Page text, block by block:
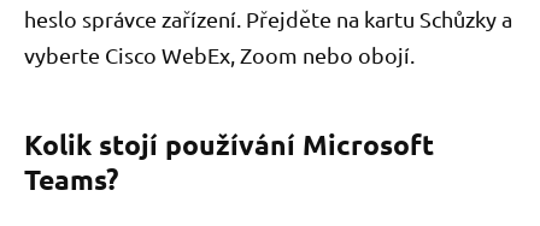
heslo správce zařízení. Přejděte na kartu Schůzky a
vyberte Cisco WebEx, Zoom nebo obojí.
Kolik stojí používání Microsoft
Teams?